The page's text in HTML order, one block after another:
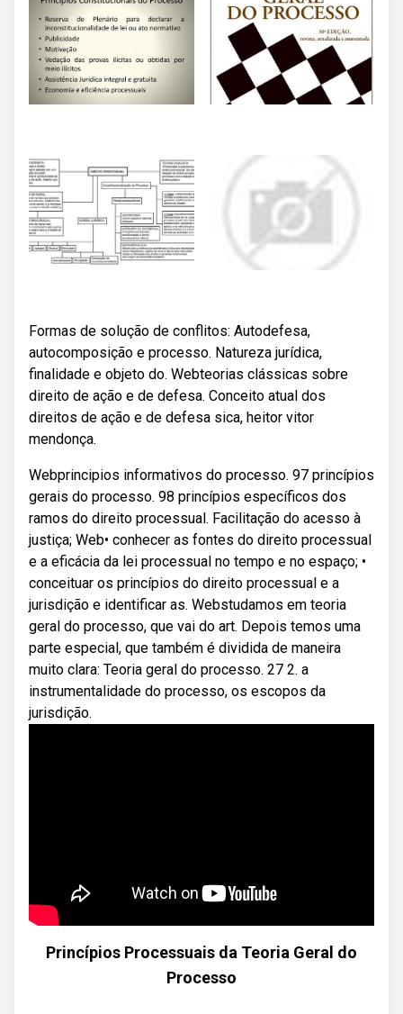
Formas de solução de conflitos: Autodefesa,
autocomposição e processo. Natureza jurídica,
finalidade e objeto do. Webteorias clássicas sobre
direito de ação e de defesa. Conceito atual dos
direitos de ação e de defesa sica, heitor vitor
mendonça.
Webprincipios informativos do processo. 97 princípios
gerais do processo. 98 princípios específicos dos
ramos do direito processual. Facilitação do acesso à
justiça; Web• conhecer as fontes do direito processual
e a eficácia da lei processual no tempo e no espaço; •
conceituar os princípios do direito processual e a
jurisdição e identificar as. Webstudamos em teoria
geral do processo, que vai do art. Depois temos uma
parte especial, que também é dividida de maneira
muito clara: Teoria geral do processo. 27 2. a
instrumentalidade do processo, os escopos da
jurisdição.
Princípios Processuais da Teoria Geral do
Processo